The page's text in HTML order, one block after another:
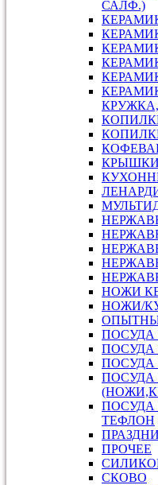
САЛФ.)
НОЖИ
НОЖИ/
ПОСУДА
ПОСУДА
ПОСУДА
ПОСУДА
ТЕФЛОН
ПРОЧЕЕ
СКОВО